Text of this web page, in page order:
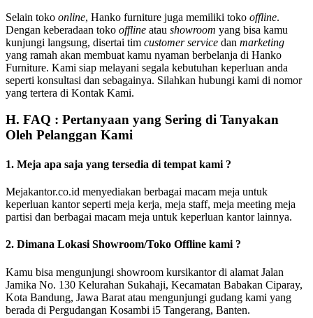
Selain toko online, Hanko furniture juga memiliki toko offline.
Dengan keberadaan toko offline atau showroom yang bisa kamu
kunjungi langsung, disertai tim customer service dan marketing
yang ramah akan membuat kamu nyaman berbelanja di Hanko
Furniture. Kami siap melayani segala kebutuhan keperluan anda
seperti konsultasi dan sebagainya. Silahkan hubungi kami di nomor
yang tertera di Kontak Kami.
H. FAQ : Pertanyaan yang Sering di Tanyakan
Oleh Pelanggan Kami
1. Meja apa saja yang tersedia di tempat kami ?
Mejakantor.co.id menyediakan berbagai macam meja untuk
keperluan kantor seperti meja kerja, meja staff, meja meeting meja
partisi dan berbagai macam meja untuk keperluan kantor lainnya.
2. Dimana Lokasi Showroom/Toko Offline kami ?
Kamu bisa mengunjungi showroom kursikantor di alamat Jalan
Jamika No. 130 Kelurahan Sukahaji, Kecamatan Babakan Ciparay,
Kota Bandung, Jawa Barat atau mengunjungi gudang kami yang
berada di Pergudangan Kosambi i5 Tangerang, Banten.